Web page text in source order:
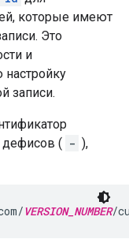
которые имеют
Это
и
записи.
дефисов ( - ),
VERSION_NUMBER/